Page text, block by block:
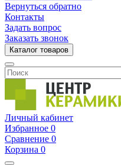
Вернуться обратно
Контакты
Задать вопрос
Заказать звонок
Каталог товаров
Личный кабинет
Избранное 0
Сравнение 0
Корзина 0